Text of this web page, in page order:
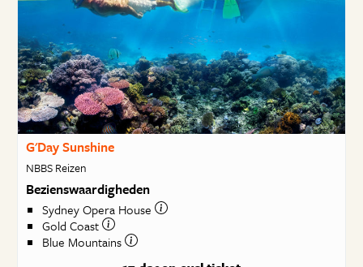
G'Day Sunshine
NBBS Reizen
Bezienswaardigheden
Sydney Opera House
Gold Coast
Blue Mountains